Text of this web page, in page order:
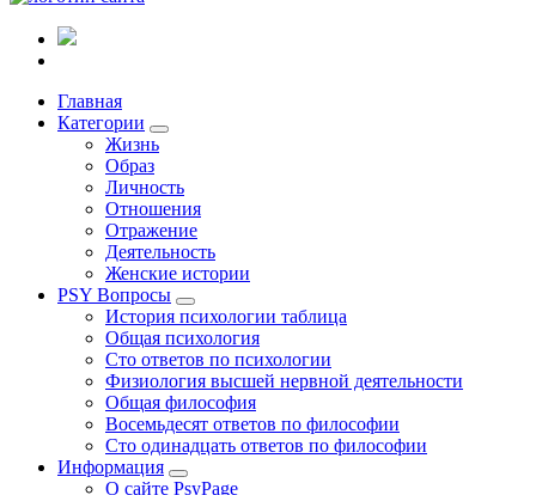
Все самое интересное, вдохновляющее и тайное внутри.
Главная
Категории
Жизнь
Образ
Личность
Отношения
Отражение
Деятельность
Женские истории
PSY Вопросы
История психологии таблица
Общая психология
Сто ответов по психологии
Физиология высшей нервной деятельности
Общая философия
Восемьдесят ответов по философии
Сто одинадцать ответов по философии
Информация
О сайте PsyPage